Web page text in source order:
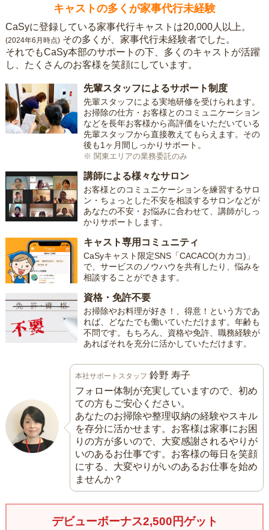
キャストの多くが家事代行未経験
CaSyに登録している家事代行キャストは20,000人以上。
(2024年6月時点) その多くが、家事代行未経験者でした。
それでもCaSy本部のサポートの下、多くのキャストが活躍
し、たくさんのお客様を笑顔にしています。
先輩スタッフによるサポート制度
先輩スタッフによる実地研修を受けられます。
お掃除の仕方・お客様とのコミュニケーション
などを長年お客様から高評価をいただいている
先輩スタッフから直接教えてもらえます。その
後も1ヶ月間しっかりサポート。
※ 関東エリアの業務委託のみ
講師による様々なサロン
お客様とのコミュニケーションを練習するサロ
ン・ちょっとした不安を相談するサロンなどが
あなたの不安・お悩みに合わせて、講師がしっ
かりサポートします。
キャスト専用コミュニティ
CaSyキャスト限定SNS「CACACO(カカコ)」
で、サービスのノウハウを共有したり、悩みを
相談することができます。
資格・免許不要
お掃除やお料理が好き！、得意！という方であ
れば、どなたでも働いていただけます。年齢も
不問です。もちろん、資格や免許、職務経験が
あればそれを充分に活かしていただけます。
本社サポートスタッフ 鈴野 寿子
フォロー体制が充実していますので、初め
ての方もご安心ください。
あなたのお掃除や整理収納の経験やスキル
を存分に活かせます。お客様は家事にお困
りの方が多いので、大変感謝されるやりが
いのあるお仕事です。お客様の毎日を笑顔
にする、大変やりがいのあるお仕事を始め
ませんか？
デビューボーナス2,500円ゲット